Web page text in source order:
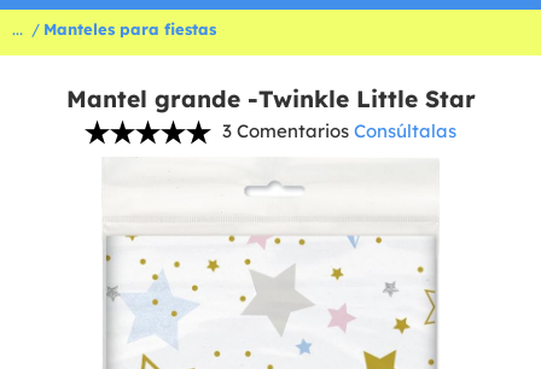
... Manteles para fiestas
Mantel grande -Twinkle Little Star
3 Comentarios Consúltalas